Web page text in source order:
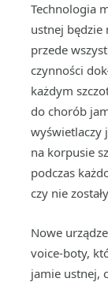
Technologia
ustnej będzie
przede
czynności
każdym
do chorób
wyświetlaczy
na korpusie
podczas
czy nie
Nowe
voice-boty,
jamie ustnej,